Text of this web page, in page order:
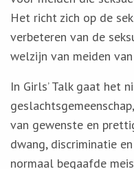
Het richt zich op de
verbeteren van de
welzijn van meiden
In Girls’ Talk gaat het
van gewenste en
dwang, discriminatie
normaal begaafde